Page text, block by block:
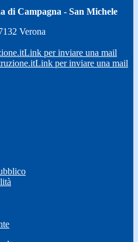
di Campagna - San Michele
Verona
Link per inviare una mail
Link per inviare una mail